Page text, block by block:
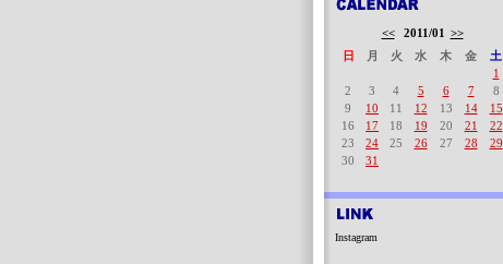
<< 2011/01 >>
日
月 火 水 木 金
土
1
2
3 4 5 6 7
8
9
10 11 12 13 14
15
16
17 18 19 20 21
22
23
24 25 26 27 28
29
30
31
Instagram